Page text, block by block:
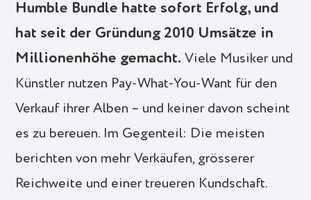
Humble Bundle hatte sofort Erfolg, und
hat seit der Gründung 2010 Umsätze in
Millionenhöhe gemacht. Viele Musiker und
Künstler nutzen Pay-What-You-Want für den
Verkauf ihrer Alben – und keiner davon scheint
es zu bereuen. Im Gegenteil: Die meisten
berichten von mehr Verkäufen, grösserer
Reichweite und einer treueren Kundschaft.